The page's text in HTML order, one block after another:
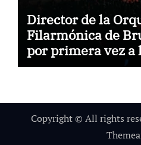
Director de la
Filarmónica de
por primera vez a
Usach
Copyright © All rights